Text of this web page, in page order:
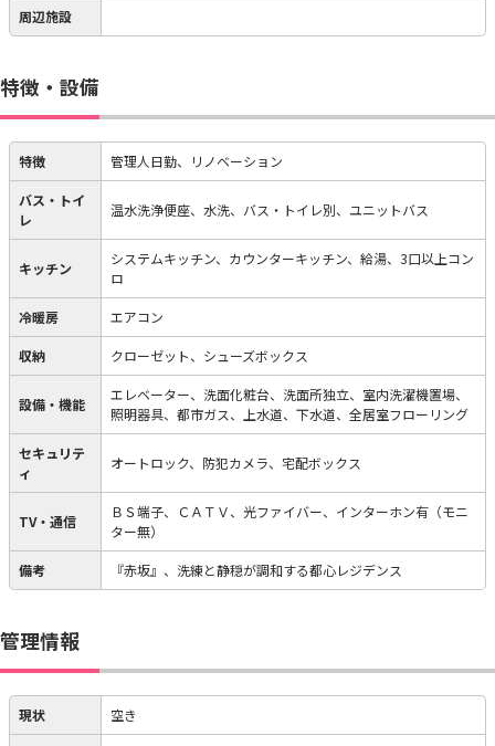
周辺施設
特徴・設備
特徴 管理人日勤、リノベーション
バス・トイ
レ
温水洗浄便座、水洗、バス・トイレ別、ユニットバス
キッチン
システムキッチン、カウンターキッチン、給湯、3口以上コン
ロ
冷暖房 エアコン
収納 クローゼット、シューズボックス
設備・機能
エレベーター、洗面化粧台、洗面所独立、室内洗濯機置場、
照明器具、都市ガス、上水道、下水道、全居室フローリング
セキュリテ
ィ
オートロック、防犯カメラ、宅配ボックス
TV・通信
ＢＳ端子、ＣＡＴＶ、光ファイバー、インターホン有（モニ
ター無）
備考 『赤坂』、洗練と静穏が調和する都心レジデンス
管理情報
現状 空き